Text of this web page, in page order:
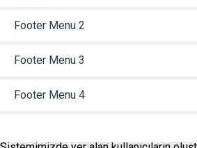
Footer Menu 2
Footer Menu 3
Footer Menu 4